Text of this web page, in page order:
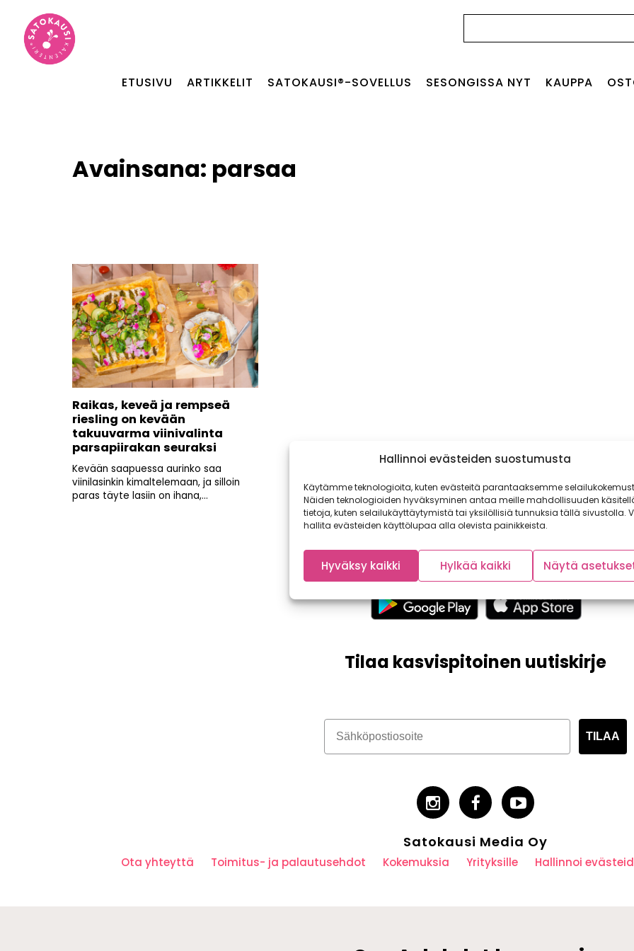
Hallinnoi evästeiden suostumusta
Käytämme teknologioita, kuten evästeitä parantaaksemme
Näiden teknologioiden hyväksyminen antaa meille mahdollisuuden
tietoja, kuten selailukäyttäytymistä tai yksilöllisiä tunnuksia tällä sivustolla.
hallita evästeiden käyttölupaa alla olevista painikkeista.
Hyväksy kaikki Hylkää kaikki Näytä
ETUSIVU ARTIKKELIT SATOKAUSI®-SOVELLUS SESONGISSA NYT KAUPPA
Avainsana: parsaa
Raikas, keveä ja rempseä
riesling on kevään
takuuvarma viinivalinta
parsapiirakan seuraksi
Kevään saapuessa aurinko saa
viinilasinkin kimaltelemaan, ja silloin
paras täyte lasiin on ihana,...
Tilaa kasvispitoinen uutiskirje
TILAA
Satokausi Media Oy
Ota yhteyttä Toimitus- ja palautusehdot Kokemuksia Yrityksille Hallinnoi